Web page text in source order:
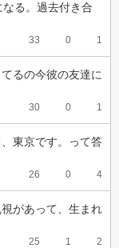
る。過去付き合
33 0 1
るの今彼の友達に
30 0 1
東京です。って答
26 0 4
があって、生まれ
25 1 2